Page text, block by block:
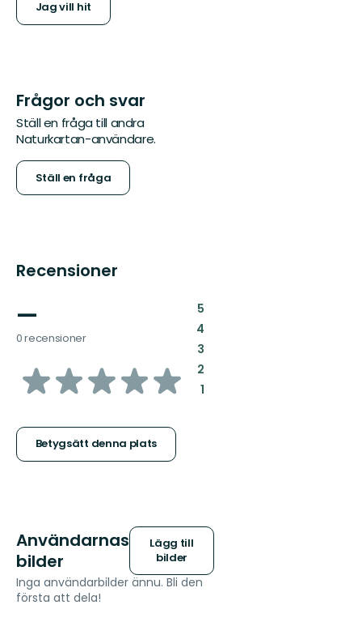
Jag vill hit
Frågor och svar
Ställ en fråga till andra
Naturkartan-användare.
Ställ en fråga
Recensioner
—
0 recensioner
av
stjärnor
Betygsätt denna plats
5:
4:
3:
2:
1:
Användarnas
bilder
Lägg till
bilder
Inga användarbilder ännu. Bli den
första att dela!